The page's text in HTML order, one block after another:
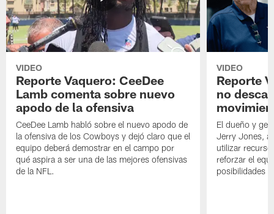
VIDEO
Reporte Vaquero: CeeDee
Lamb comenta sobre nuevo
apodo de la ofensiva
CeeDee Lamb habló sobre el nuevo apodo de
la ofensiva de los Cowboys y dejó claro que el
equipo deberá demostrar en el campo por
qué aspira a ser una de las mejores ofensivas
de la NFL.
VIDEO
Reporte
no
El dueño y
Jerry Jones,
utilizar
reforzar el
posibilidades